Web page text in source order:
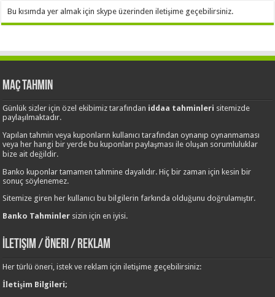
Bu kısımda yer almak için skype üzerinden iletişime geçebilirsiniz.
Maç Tahmin
Günlük sizler için özel ekibimiz tarafından iddaa tahminleri sitemizde
paylaşılmaktadır.
Yapılan tahmin veya kuponların kullanıcı tarafından oynanıp oynanmaması
veya her hangi bir yerde bu kuponları paylaşması ile oluşan sorumluluklar
bize ait değildir.
Banko kuponlar tamamen tahmine dayalıdır. Hiç bir zaman için kesin bir
sonuç söylenemez.
Sitemize giren her kullanıcı bu bilgilerin farkında olduğunu doğrulamıştır.
Banko Tahminler sizin için en iyisi.
İletişim / Öneri / Reklam
Her türlü öneri, istek ve reklam için iletişime geçebilirsiniz:
İletişim Bilgileri;